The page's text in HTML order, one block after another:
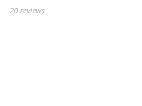
20 reviews